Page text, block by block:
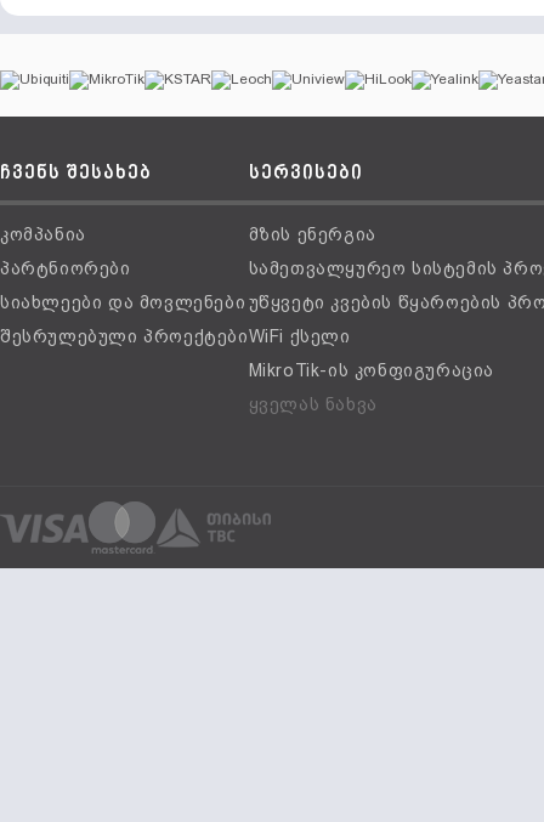
ჩვენს შესახებ
კომპანია
პარტნიორები
სიახლეები და მოვლენები
შესრულებული პროექტები
სერვისები
მზის ენერგია
სამეთვალყურეო სისტემის
უწყვეტი კვების წყაროების
WiFi ქსელი
MikroTik-ის კონფიგურაცია
ყველას ნახვა